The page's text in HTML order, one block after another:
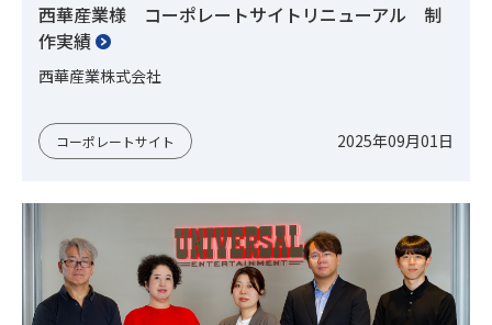
西華産業様 コーポレートサイトリニューアル 制
作実績
西華産業株式会社
コーポレートサイト 2025年09月01日